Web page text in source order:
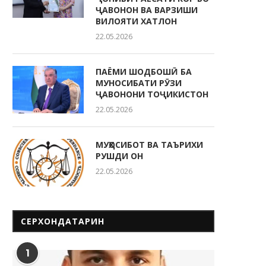
ҶАВОНОН ВА ВАРЗИШИ
ВИЛОЯТИ ХАТЛОН
22.05.2026
ПАЁМИ ШОДБОШӢ БА
МУНОСИБАТИ РӮЗИ
ҶАВОНОНИ ТОҶИКИСТОН
22.05.2026
МУҲОСИБОТ ВА ТАЪРИХИ
РУШДИ ОН
22.05.2026
СЕРХОНДАТАРИН
1